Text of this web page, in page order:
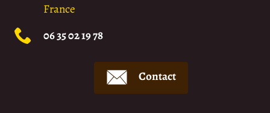
France
06 35 02 19 78
Contact